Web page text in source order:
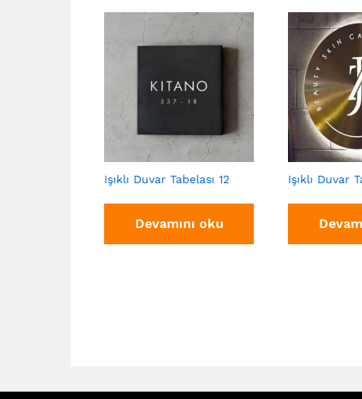
Işıklı Duvar Tabelası 12
Devamını oku
Işıklı Duvar